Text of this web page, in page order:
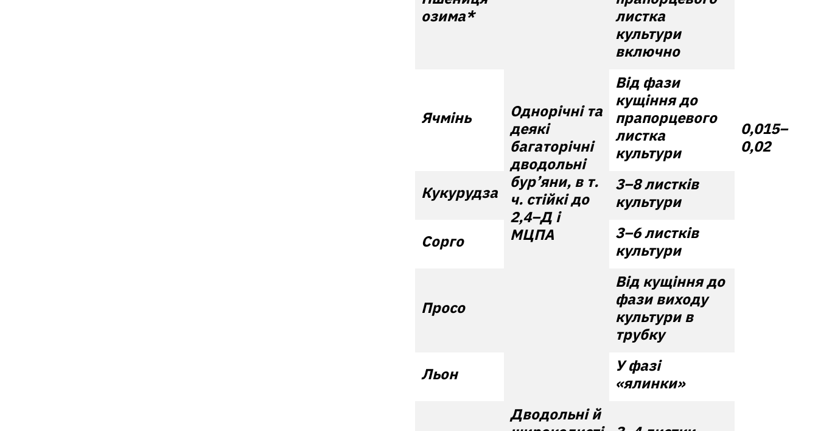
0,015–
0,02
озима*
Однорічні та
деякі
багаторічні
дводольні
бур’яни, в т.
ч. стійкі до
2,4–Д і
МЦПА
листка
культури
включно
Ячмінь
Від фази
кущіння до
прапорцевого
листка
культури
Кукурудза
3–8 листків
культури
Сорго
3–6 листків
культури
Просо
Від кущіння до
фази виходу
культури в
трубку
Льон
У фазі
«ялинки»
Дводольні й